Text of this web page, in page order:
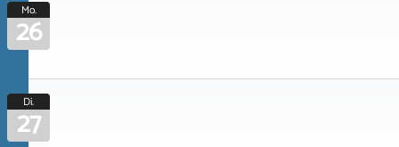
Mo.
26
Di.
27